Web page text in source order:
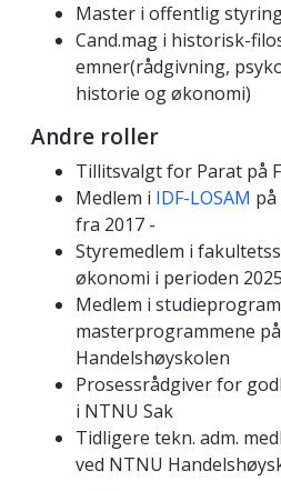
Master i offentlig
Cand.mag i historisk-
emner(rådgivning,
historie og økonomi)
Andre roller
Tillitsvalgt for Parat på
Medlem i IDF-LOSAM
fra 2017 -
Styremedlem i
økonomi i perioden
Medlem i
masterprogrammene
Handelshøyskolen
Prosessrådgiver for
i NTNU Sak
Tidligere tekn. adm.
ved NTNU